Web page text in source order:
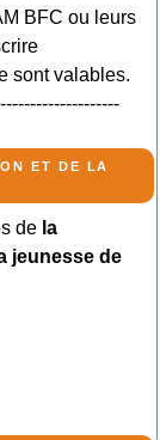
BFC ou leurs
sont valables.
et de la
dela
jeunesse de